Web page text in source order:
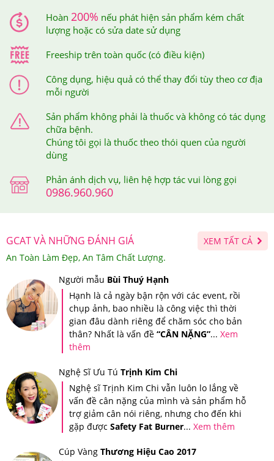
Ai đã sử dụng Viên Uống Hỗ Trợ Trắng Da Codeage
Liposomal Glutathione 1000mg Của Mỹ
Hoàn 200% nếu phát hiện sản phẩm kém chất
lượng hoặc có sửa date sử dụng
Freeship trên toàn quốc (có điều kiện)
Công dụng, hiệu quả có thể thay đổi tùy theo cơ địa
mỗi người
Sản phẩm không phải là thuốc và không có tác dụng
chữa bệnh.
Chúng tôi gọi là thuốc theo thói quen của người
dùng
Phản ánh dịch vụ, liên hệ hợp tác vui lòng gọi
0986.960.960
GCAT VÀ NHỮNG ĐÁNH GIÁ
An Toàn Làm Đẹp, An Tâm Chất Lượng.
XEM TẤT CẢ
Người mẫu Bùi Thuý Hạnh
Hạnh là cả ngày bận rộn với các event, rồi
chụp ảnh, bao nhiều là công việc thì thời
gian đâu dành riêng để chăm sóc cho bản
thân? Nhất là vấn đề “CÂN NẶNG”... Xem
thêm
Nghệ Sĩ Ưu Tú Trịnh Kim Chi
Nghệ sĩ Trịnh Kim Chi vẫn luôn lo lắng về
vấn đề cân nặng của mình và sản phẩm hỗ
trợ giảm cân nói riêng, nhưng cho đến khi
gặp được Safety Fat Burner... Xem thêm
Cúp Vàng Thương Hiệu Cao 2017